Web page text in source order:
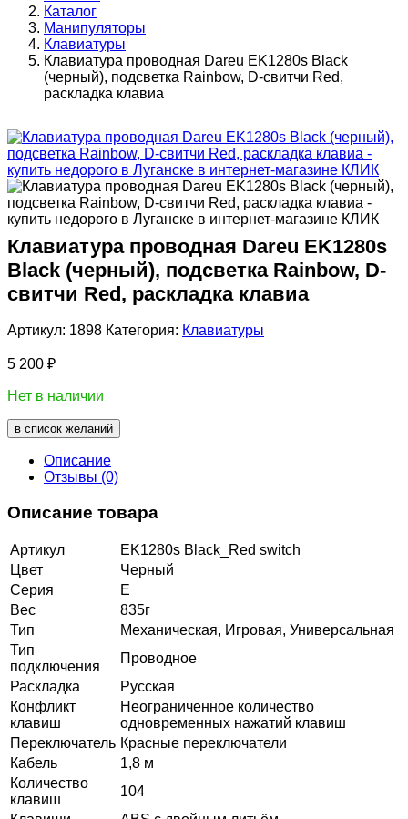
Каталог
Манипуляторы
Клавиатуры
Клавиатура проводная Dareu EK1280s Black
(черный), подсветка Rainbow, D-свитчи Red,
раскладка клавиа
Клавиатура проводная Dareu EK1280s
Black (черный), подсветка Rainbow, D-
свитчи Red, раскладка клавиа
Артикул: 1898 Категория: Клавиатуры
5 200 ₽
Нет в наличии
в список желаний
Описание
Отзывы (0)
Описание товара
Артикул
EK1280s Black_Red switch
Цвет
Черный
Серия
E
Вес
835г
Тип
Механическая, Игровая, Универсальная
Тип
подключения
Проводное
Раскладка
Русская
Конфликт
клавиш
Неограниченное количество
одновременных нажатий клавиш
Переключатель Красные переключатели
Кабель
1,8 м
Количество
клавиш
104